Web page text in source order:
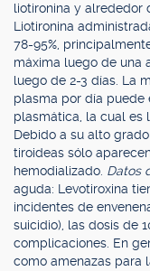
liotironina y alrededor
Liotironina
78-95%,
máxima luego de una
luego de 2-3 días. La
plasma por día puede
plasmática, la cual es
Debido a su alto
tiroideas sólo
hemodializado. Datos
aguda: Levotiroxina
incidentes de
suicidio), las dosis de
complicaciones. En
como amenazas para